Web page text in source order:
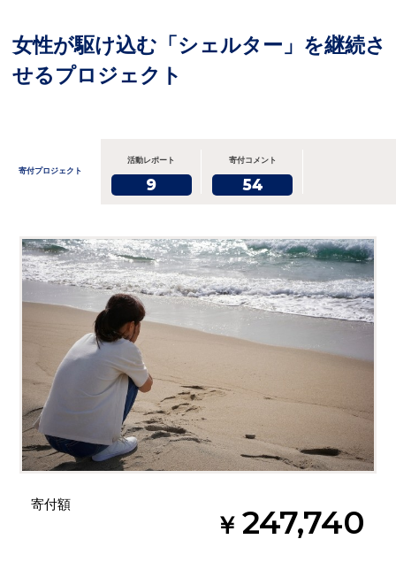
女性が駆け込む「シェルター」を継続さ
せるプロジェクト
寄付プロジェクト
活動レポート
9
寄付コメント
54
寄付額
￥ 247,740